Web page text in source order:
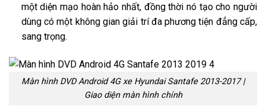
một diện mạo hoàn hảo nhất, đồng thời nó tạo cho người
dùng có một không gian giải trí đa phương tiện đẳng cấp,
sang trọng.
Màn hình DVD Android 4G xe Hyundai Santafe 2013-2017 |
Giao diện màn hình chính